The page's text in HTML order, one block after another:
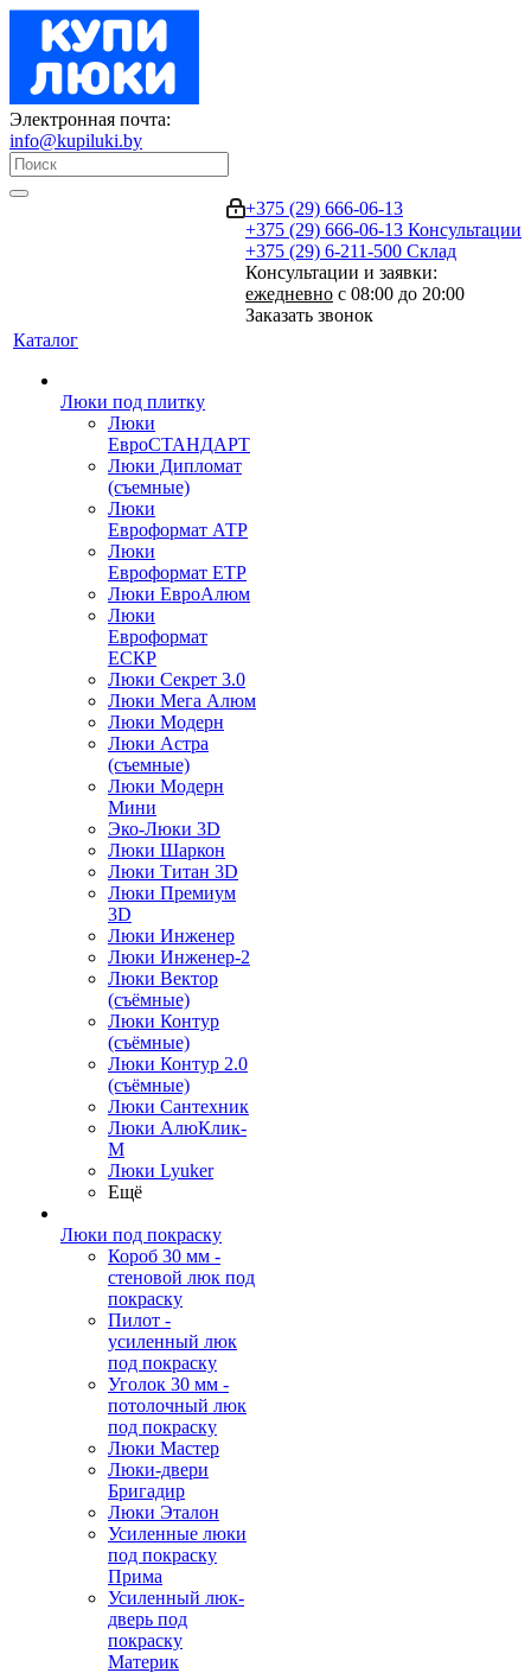
Электронная почта:
info@kupiluki.by
+375 (29) 666-06-13
+375 (29) 666-06-13 Консультации
+375 (29) 6-211-500 Склад
Консультации и заявки:
ежедневно с 08:00 до 20:00
Заказать звонок
Каталог
Люки под плитку
Люки
ЕвроСТАНДАРТ
Люки Дипломат
(съемные)
Люки
Евроформат АТР
Люки
Евроформат ЕТР
Люки ЕвроАлюм
Люки
Евроформат
ЕСКР
Люки Секрет 3.0
Люки Мега Алюм
Люки Модерн
Люки Астра
(съемные)
Люки Модерн
Мини
Эко-Люки 3D
Люки Шаркон
Люки Титан 3D
Люки Премиум
3D
Люки Инженер
Люки Инженер-2
Люки Вектор
(съёмные)
Люки Контур
(съёмные)
Люки Контур 2.0
(съёмные)
Люки Сантехник
Люки АлюКлик-
М
Люки Lyuker
Ещё
Люки под покраску
Короб 30 мм -
стеновой люк под
покраску
Пилот -
усиленный люк
под покраску
Уголок 30 мм -
потолочный люк
под покраску
Люки Мастер
Люки-двери
Бригадир
Люки Эталон
Усиленные люки
под покраску
Прима
Усиленный люк-
дверь под
покраску
Материк